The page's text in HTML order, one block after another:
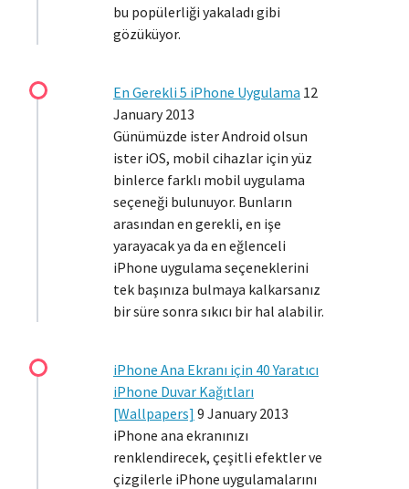
bu popülerliği yakaladı gibi
gözüküyor.
En Gerekli 5 iPhone Uygulama 12
January 2013
Günümüzde ister Android olsun
ister iOS, mobil cihazlar için yüz
binlerce farklı mobil uygulama
seçeneği bulunuyor. Bunların
arasından en gerekli, en işe
yarayacak ya da en eğlenceli
iPhone uygulama seçeneklerini
tek başınıza bulmaya kalkarsanız
bir süre sonra sıkıcı bir hal alabilir.
iPhone Ana Ekranı için 40 Yaratıcı
iPhone Duvar Kağıtları
[Wallpapers] 9 January 2013
iPhone ana ekranınızı
renklendirecek, çeşitli efektler ve
çizgilerle iPhone uygulamalarını